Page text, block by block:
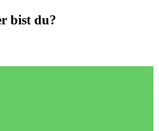
bist du?